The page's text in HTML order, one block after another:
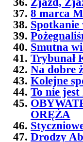
8 marca
Spotkanie
Smutna
Trybunał
Na dobre
Kolejne
To nie
ORĘŻA
Drodzy